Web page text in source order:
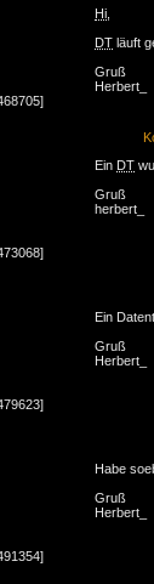
Hi
DT läuft
Gruß
Herbert_
Ein DT
Gruß
herbert_
Ein
Gruß
Herbert_
Habe
Gruß
Herbert_